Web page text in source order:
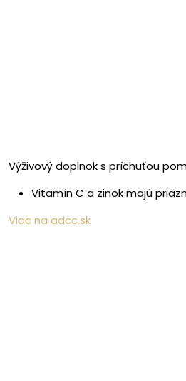
Výživový doplnok s príchuťou
Vitamín C a zinok majú
Viac na adcc.sk